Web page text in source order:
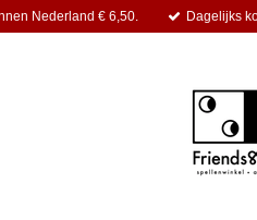
Nederland € 6,50. Dagelijks